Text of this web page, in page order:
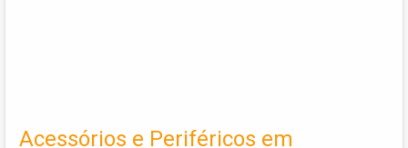
Acessórios e Periféricos em